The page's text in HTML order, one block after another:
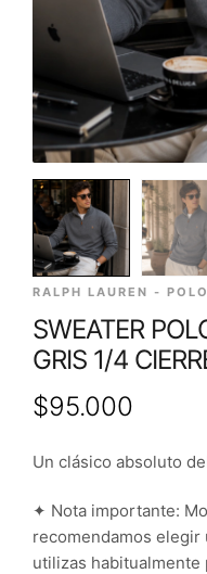
RALPH LAUREN -
SWEATER
GRIS 1/4
$95.000
Un clásico absoluto
✦ Nota importante:
recomendamos elegir
utilizas habitualmente